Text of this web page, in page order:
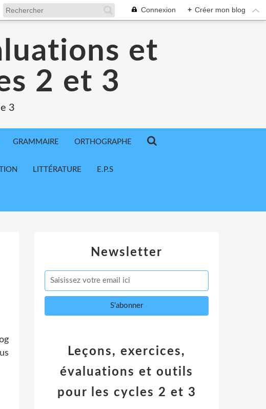
Connexion + Créer mon blog
et
2 et 3
3
GRAMMAIRE ORTHOGRAPHE
LITTÉRATURE E.P.S
Newsletter
Leçons, exercices,
évaluations et outils
pour les cycles 2 et 3